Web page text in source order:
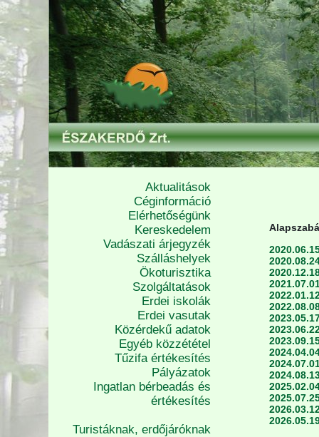
Aktualitások
Céginformáció
Elérhetőségünk
Kereskedelem
Vadászati árjegyzék
Szálláshelyek
Ökoturisztika
Szolgáltatások
Erdei iskolák
Erdei vasutak
Közérdekű adatok
Egyéb közzététel
Tűzifa értékesítés
Pályázatok
Ingatlan bérbeadás és
értékesítés
Turistáknak, erdőjáróknak